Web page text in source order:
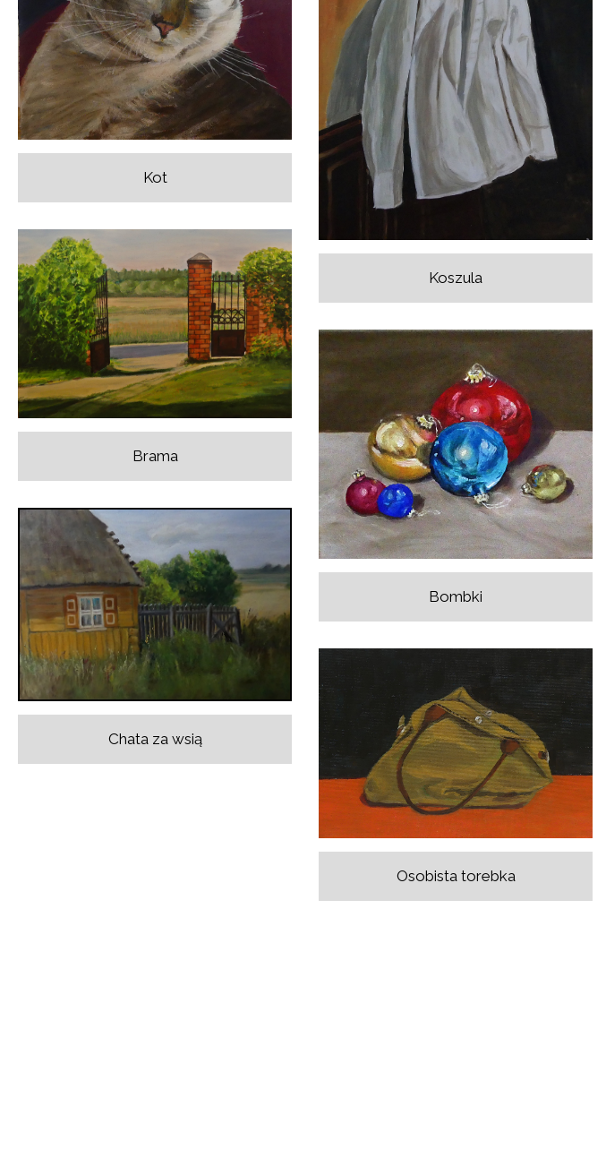
Kot
Koszula
Brama
Bombki
Chata za wsią
Osobista torebka